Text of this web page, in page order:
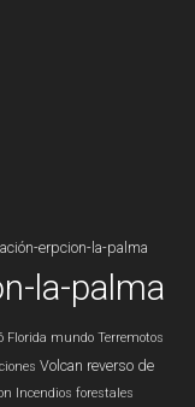
erpcion-la-palma
la-palma
Florida mundo Terremotos
Volcan reverso de
Incendios forestales